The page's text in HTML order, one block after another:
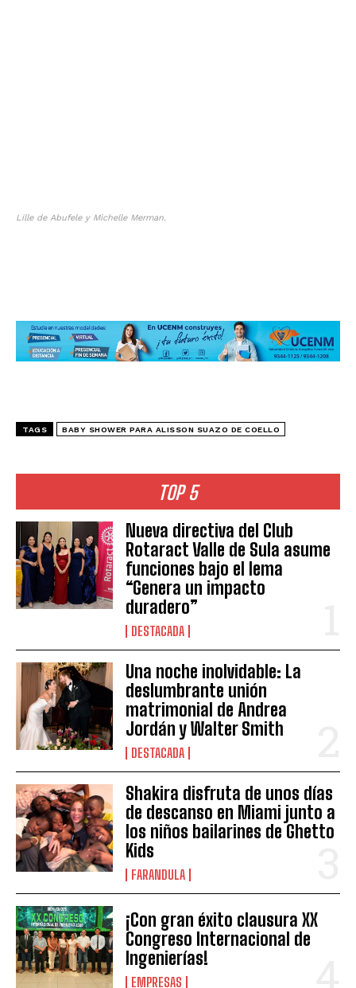
TOP 5
Nueva directiva del Club
Rotaract Valle de Sula asume
funciones bajo el lema
“Genera un impacto
duradero”
DESTACADA
Una noche inolvidable: La
deslumbrante unión
matrimonial de Andrea
Jordán y Walter Smith
DESTACADA
Shakira disfruta de unos días
de descanso en Miami junto a
los niños bailarines de Ghetto
Kids
FARANDULA
¡Con gran éxito clausura XX
Congreso Internacional de
Ingenierías!
EMPRESAS
Lille de Abufele y Michelle Merman.
TAGS BABY SHOWER PARA ALISSON SUAZO DE COELLO